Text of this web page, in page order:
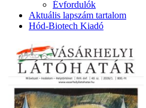
Évfordulók
Aktuális lapszám tartalom
Hód-Biotech Kiadó